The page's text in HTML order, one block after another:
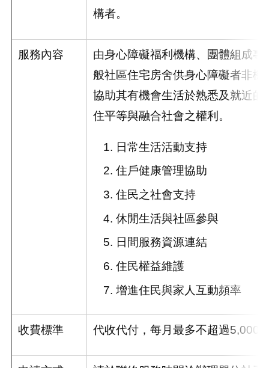
構者。
服務內容
由身心障礙福利機構、團體組成專
般社區住宅房舍供身心障礙者非機
協助其有機會生活於熟悉及就近的
住平等與融合社會之權利。
日常生活活動支持
住戶健康管理協助
住民之社會支持
休閒生活與社區參與
日間服務資源連結
住民權益維護
增進住民與家人互動頻率
收費標準 代收代付，每月最多不超過5,000